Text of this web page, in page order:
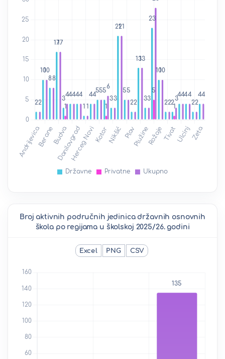
Broj aktivnih područnih jedinica državnih osnovnih
škola po regijama u školskoj 2025/26. godini
Excel PNG CSV